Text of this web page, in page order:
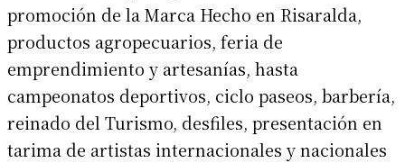
promoción de la Marca Hecho en Risaralda,
productos agropecuarios, feria de
emprendimiento y artesanías, hasta
campeonatos deportivos, ciclo paseos, barbería,
reinado del Turismo, desfiles, presentación en
tarima de artistas internacionales y nacionales